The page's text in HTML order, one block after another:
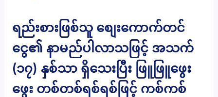
ရည်းစားဖြစ်သူ စျေးကောက်တင်
ငွေ၏ နာမည်ပါလာသဖြင့် အသက်
(၁၇) နှစ်သာ ရှိသေးပြီး ဖြူဖြူဖွေး
ဖွေး တစ်တစ်ရစ်ရစ်ဖြင့် ကစ်ကစ်